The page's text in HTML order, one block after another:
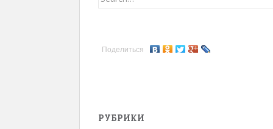
Поделиться
РУБРИКИ